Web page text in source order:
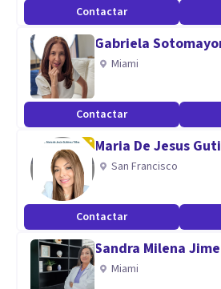
Contactar
Gabriela
Miami
Contactar
Maria De Jesus
San Francisco
Contactar
Sandra Milena
Miami